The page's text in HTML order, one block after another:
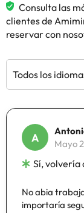
Consulta las
clientes de
reservar con